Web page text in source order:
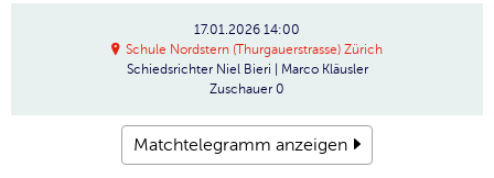
17.01.2026 14:00
Schule Nordstern (Thurgauerstrasse) Zürich
Schiedsrichter Niel Bieri | Marco Kläusler
Zuschauer 0
Matchtelegramm anzeigen